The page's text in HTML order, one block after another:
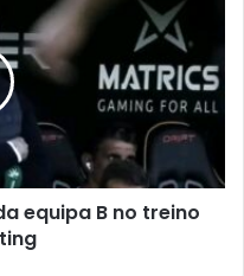
equipa B no treino